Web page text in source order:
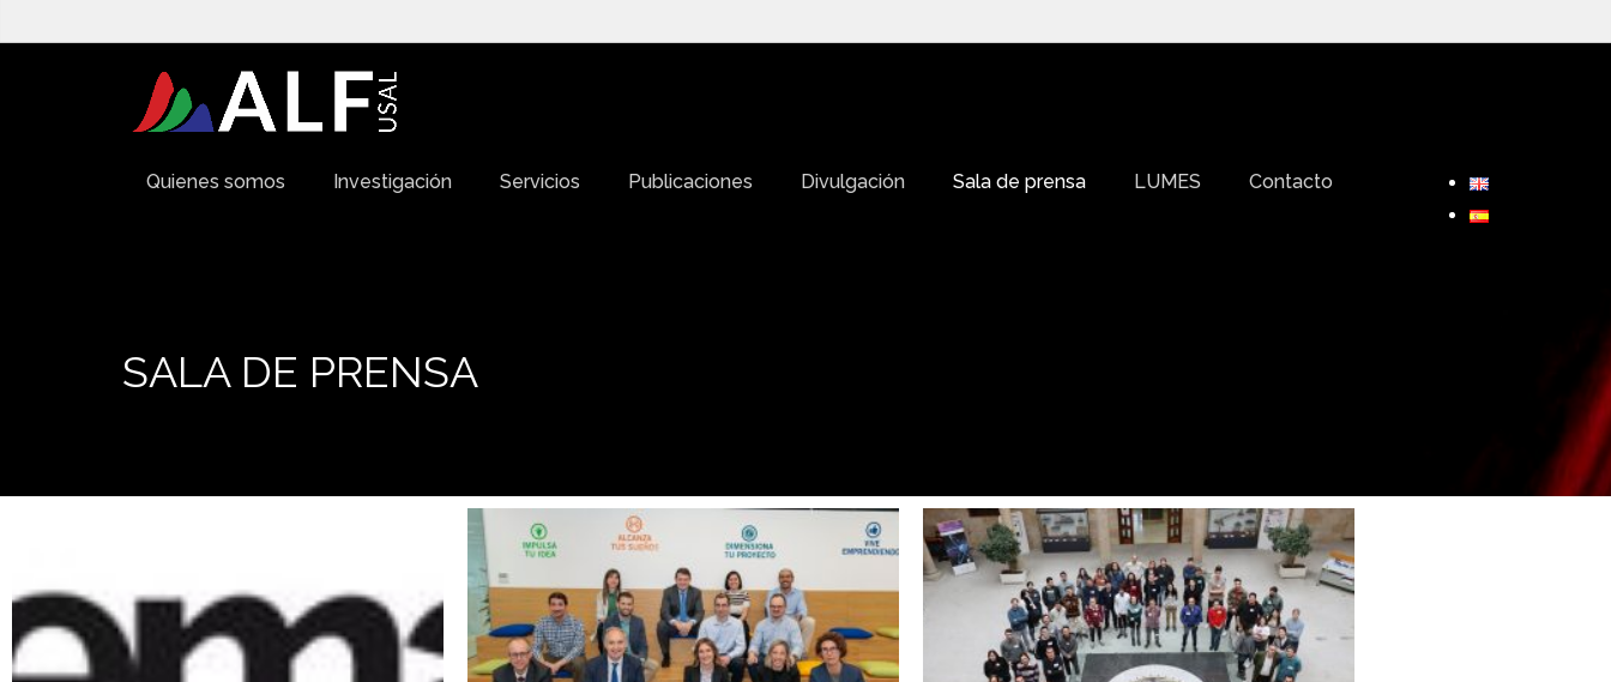
Quienes somos Investigación Servicios Publicaciones Divulgación Sala de prensa LUMES Contacto
SALA DE PRENSA